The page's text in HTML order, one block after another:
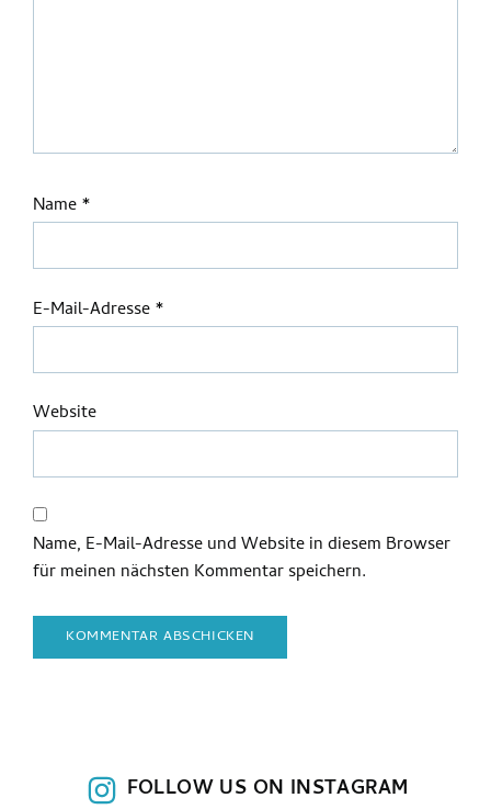
Name*
E-Mail-Adresse*
Website
Name, E-Mail-Adresse und Website in diesem Browser
für meinen nächsten Kommentar speichern.
FOLLOW US ON INSTAGRAM